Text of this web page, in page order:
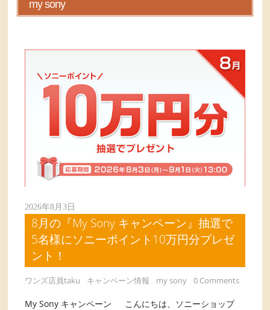
my sony
2026年8月3日
8月の『My Sony キャンペーン』抽選で
5名様にソニーポイント10万円分プレゼ
ント！
ワンズ店員taku キャンペーン情報 my sony 0 Comments
My Sony キャンペーン こんにちは、ソニーショップ